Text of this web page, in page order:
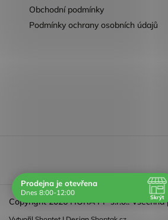
Obchodní podmínky
Podmínky ochrany osobních údajů
Copyright 2026HORA PP s.r.o.. Všechna
Prodejna je otevřena
Dnes 8:00-12:00
Skrýt